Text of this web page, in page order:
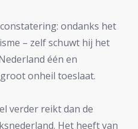
ondanks het
– zelf schuwt hij het
één en
onheil toeslaat.
verder reikt dan de
Het heeft van